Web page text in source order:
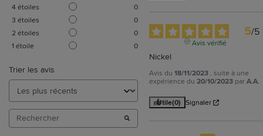
4étoiles
0
3 étoiles
0
2 étoiles
0
1 étoile 0
Trier les avis
5/5
Avis vérifié
Nickel
Avis du18/11/2023 , suite à une
expérience du20/10/2023 parA.A.
Utile(0) Signaler